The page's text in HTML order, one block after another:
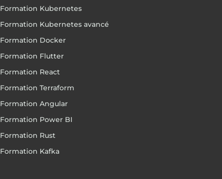
Formation Kubernetes
Formation Kubernetes avancé
Formation Docker
Formation Flutter
Formation React
Formation Terraform
Formation Angular
Formation Power BI
Formation Rust
Formation Kafka